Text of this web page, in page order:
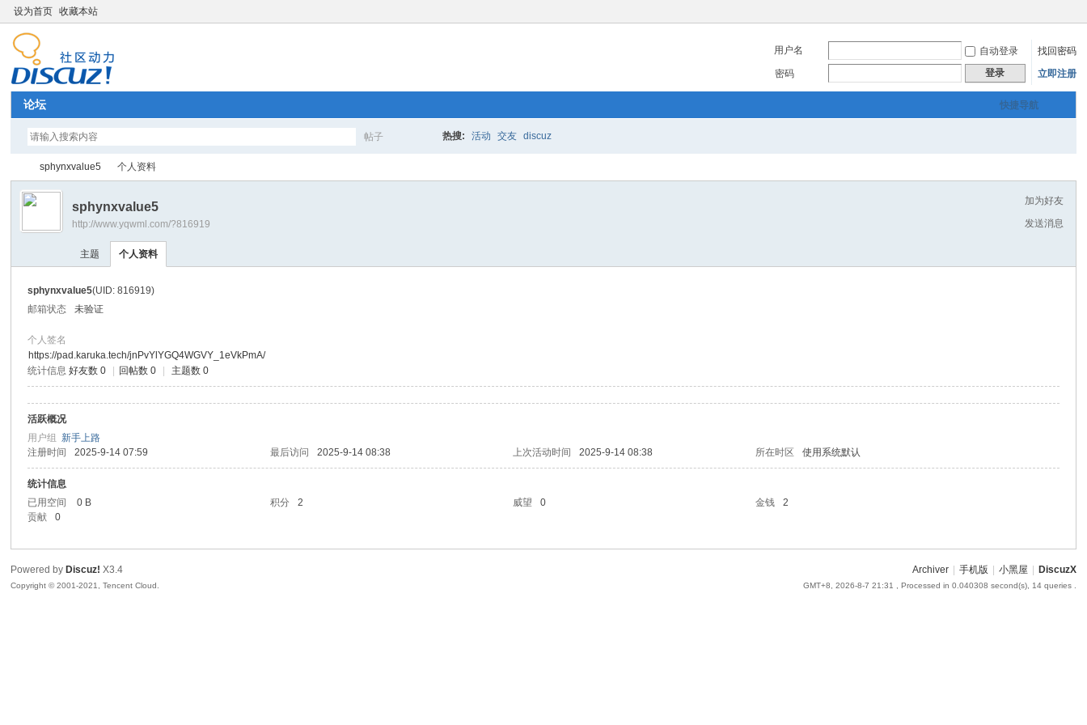
设为首页 收藏本站
用户名 自动登录
找回密码
密码
登录 立即注册
快捷导航
论坛
帖子 热搜: 活动 交友 discuz
›
sphynxvalue5 个人资料
加为好友
发送消息
sphynxvalue5
http://www.yqwml.com/?816919
主题 个人资料
sphynxvalue5(UID: 816919)
邮箱状态
未验证
个人签名
https://pad.karuka.tech/jnPvYlYGQ4WGVY_1eVkPmA/
统计信息 好友数 0 回帖数 0 主题数 0
活跃概况
用户组新手上路
注册时间
2025-9-14 07:59 最后访问 2025-9-14 08:38 上次活动时间 2025-9-14 08:38 所在时区 使用系统默认
统计信息
已用空间
0 B 积分 2 威望 0 金钱
2
贡献
0
Archiver 手机版 小黑屋 DiscuzX
GMT+8, 2026-8-7 21:31 , Processed in 0.040308 second(s), 14 queries .
Powered by Discuz! X3.4
Copyright © 2001-2021, Tencent Cloud.